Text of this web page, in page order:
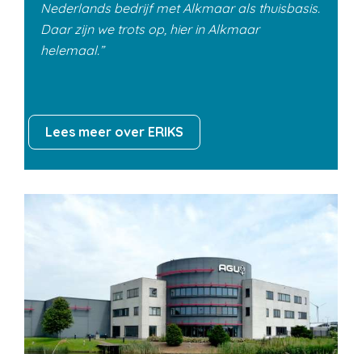
Nederlands bedrijf met Alkmaar als thuisbasis.
Daar zijn we trots op, hier in Alkmaar
helemaal.
Lees meer over ERIKS